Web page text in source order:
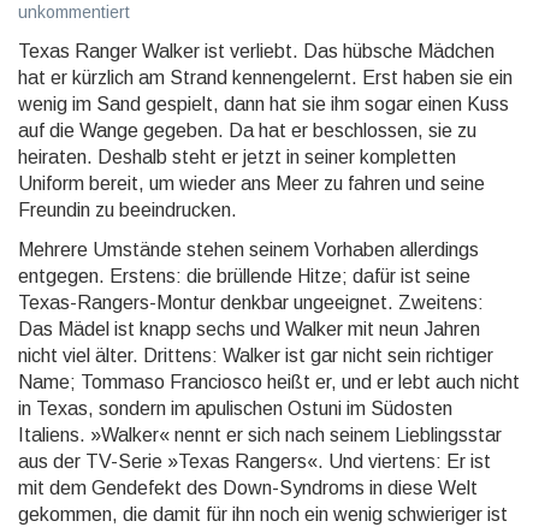
unkommentiert
Texas Ranger Walker ist verliebt. Das hübsche Mädchen
hat er kürzlich am Strand kennengelernt. Erst ha­ben sie ein
wenig im Sand gespielt, dann hat sie ihm sogar einen Kuss
auf die Wange gegeben. Da hat er beschlossen, sie zu
heiraten. Deshalb steht er jetzt in seiner kompletten
Uniform bereit, um wieder ans Meer zu fahren und seine
Freundin zu beeindrucken.
Mehrere Umstände stehen seinem Vorhaben allerdings
entgegen. Erstens: die brüllende Hitze; dafür ist seine
Texas-Rangers-Montur denkbar ungeeignet. Zweitens:
Das Mädel ist knapp sechs und Walker mit neun Jahren
nicht viel älter. Drittens: Walker ist gar nicht sein richtiger
Name; Tommaso Fran­ciosco heißt er, und er lebt auch nicht
in Texas, sondern im apulischen Ostuni im Südosten
Italiens. »Walker« nennt er sich nach seinem Lieblingsstar
aus der TV-Serie »Texas Rangers«. Und viertens: Er ist
mit dem Gendefekt des Down-Syndroms in diese Welt
gekommen, die damit für ihn noch ein wenig schwieriger ist